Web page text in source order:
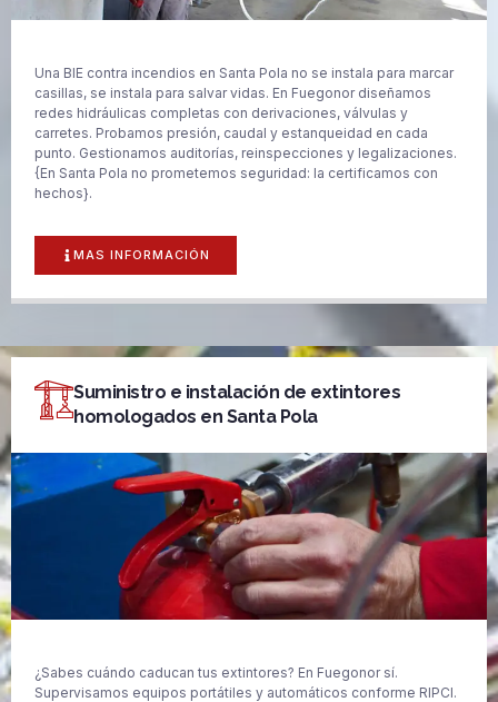
Una BIE contra incendios en Santa Pola no se instala para marcar
casillas, se instala para salvar vidas. En Fuegonor diseñamos
redes hidráulicas completas con derivaciones, válvulas y
carretes. Probamos presión, caudal y estanqueidad en cada
punto. Gestionamos auditorías, reinspecciones y legalizaciones.
{En Santa Pola no prometemos seguridad: la certificamos con
hechos}.
MAS INFORMACIÓN
Suministro e instalación de extintores
homologados en Santa Pola
¿Sabes cuándo caducan tus extintores? En Fuegonor sí.
Supervisamos equipos portátiles y automáticos conforme RIPCI.